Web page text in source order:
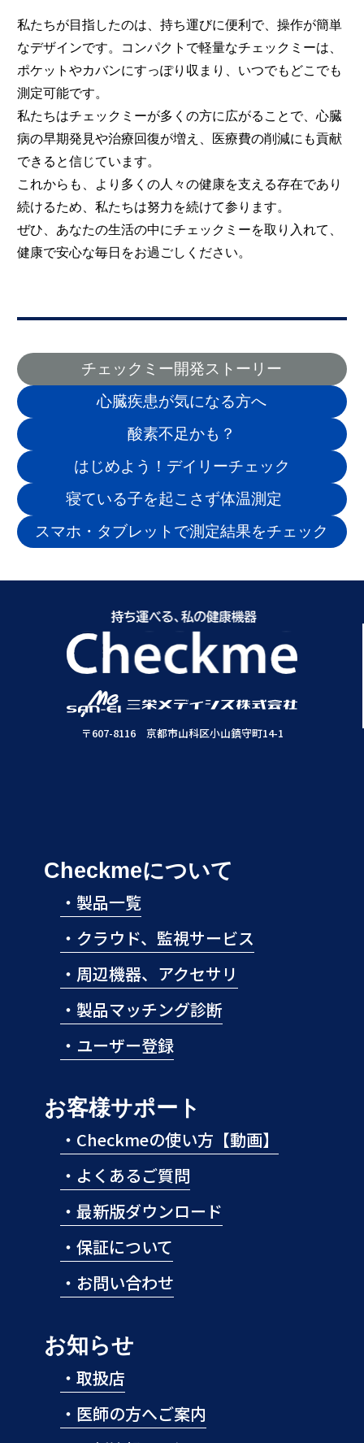
私たちが目指したのは、持ち運びに便利で、操作が簡単
なデザインです。コンパクトで軽量なチェックミーは、
ポケットやカバンにすっぽり収まり、いつでもどこでも
測定可能です。
私たちはチェックミーが多くの方に広がることで、心臓
病の早期発見や治療回復が増え、医療費の削減にも貢献
できると信じています。
これからも、より多くの人々の健康を支える存在であり
続けるため、私たちは努力を続けて参ります。
ぜひ、あなたの生活の中にチェックミーを取り入れて、
健康で安心な毎日をお過ごしください。
チェックミー開発ストーリー
心臓疾患が気になる方へ
酸素不足かも？
はじめよう！デイリーチェック
寝ている子を起こさず体温測定
スマホ・タブレットで測定結果をチェック
〒607-8116 京都市山科区小山鎮守町14-1
Checkmeについて
・ 製品一覧
・ クラウド、監視サービス
・ 周辺機器、アクセサリ
・ 製品マッチング診断
・ ユーザー登録
お客様サポート
・ Checkmeの使い方【動画】
・ よくあるご質問
・ 最新版ダウンロード
・ 保証について
・ お問い合わせ
お知らせ
・ 取扱店
・ 医師の方へご案内